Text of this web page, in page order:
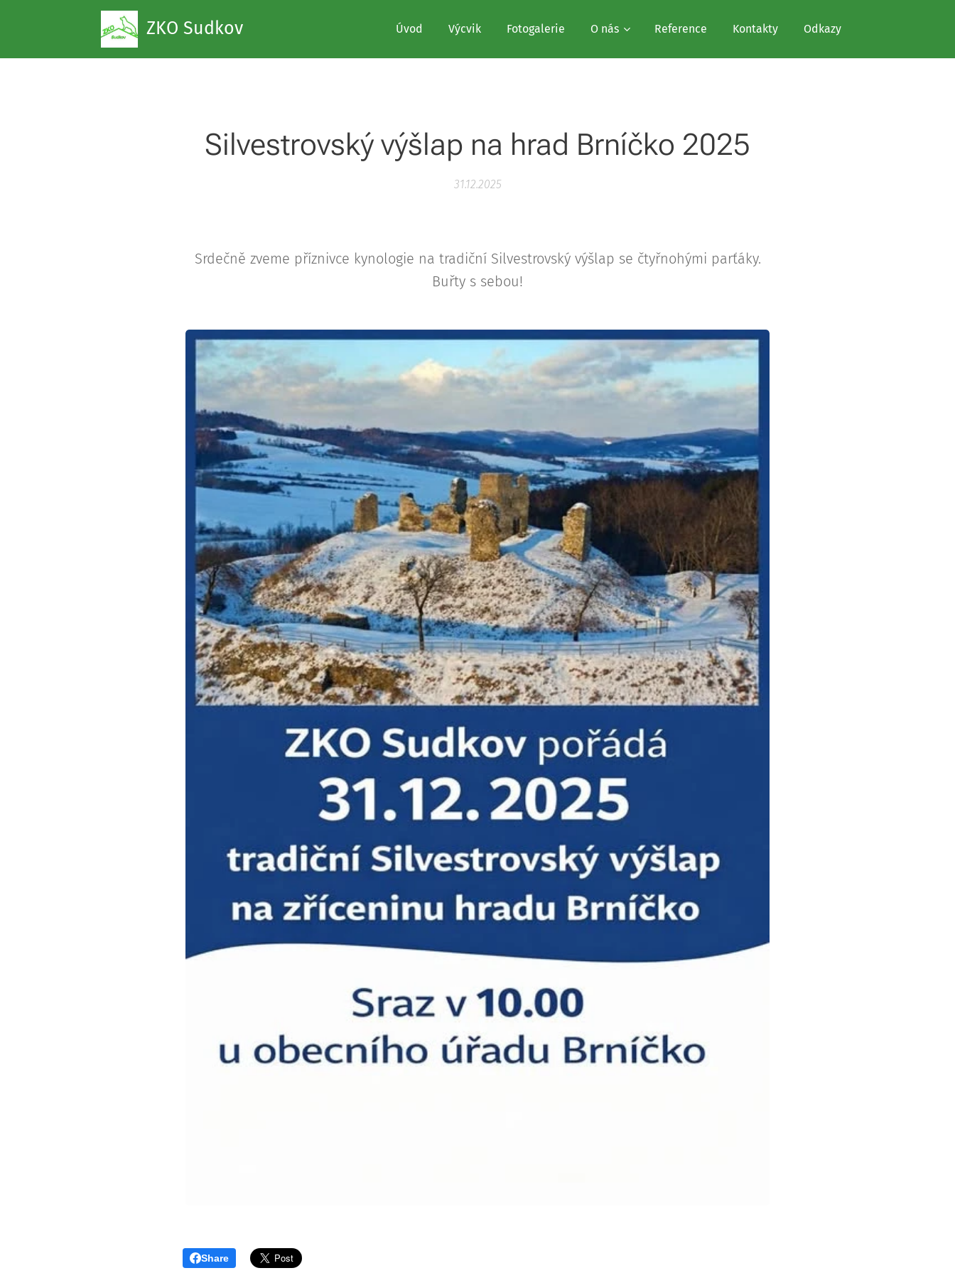
ZKO Sudkov Úvod Výcvik Fotogalerie O nás Reference Kontakty Odkazy
Silvestrovský výšlap na hrad Brníčko 2025
31.12.2025
Srdečně zveme příznivce kynologie na tradiční Silvestrovský výšlap se čtyřnohými parťáky.
Buřty s sebou!
Share